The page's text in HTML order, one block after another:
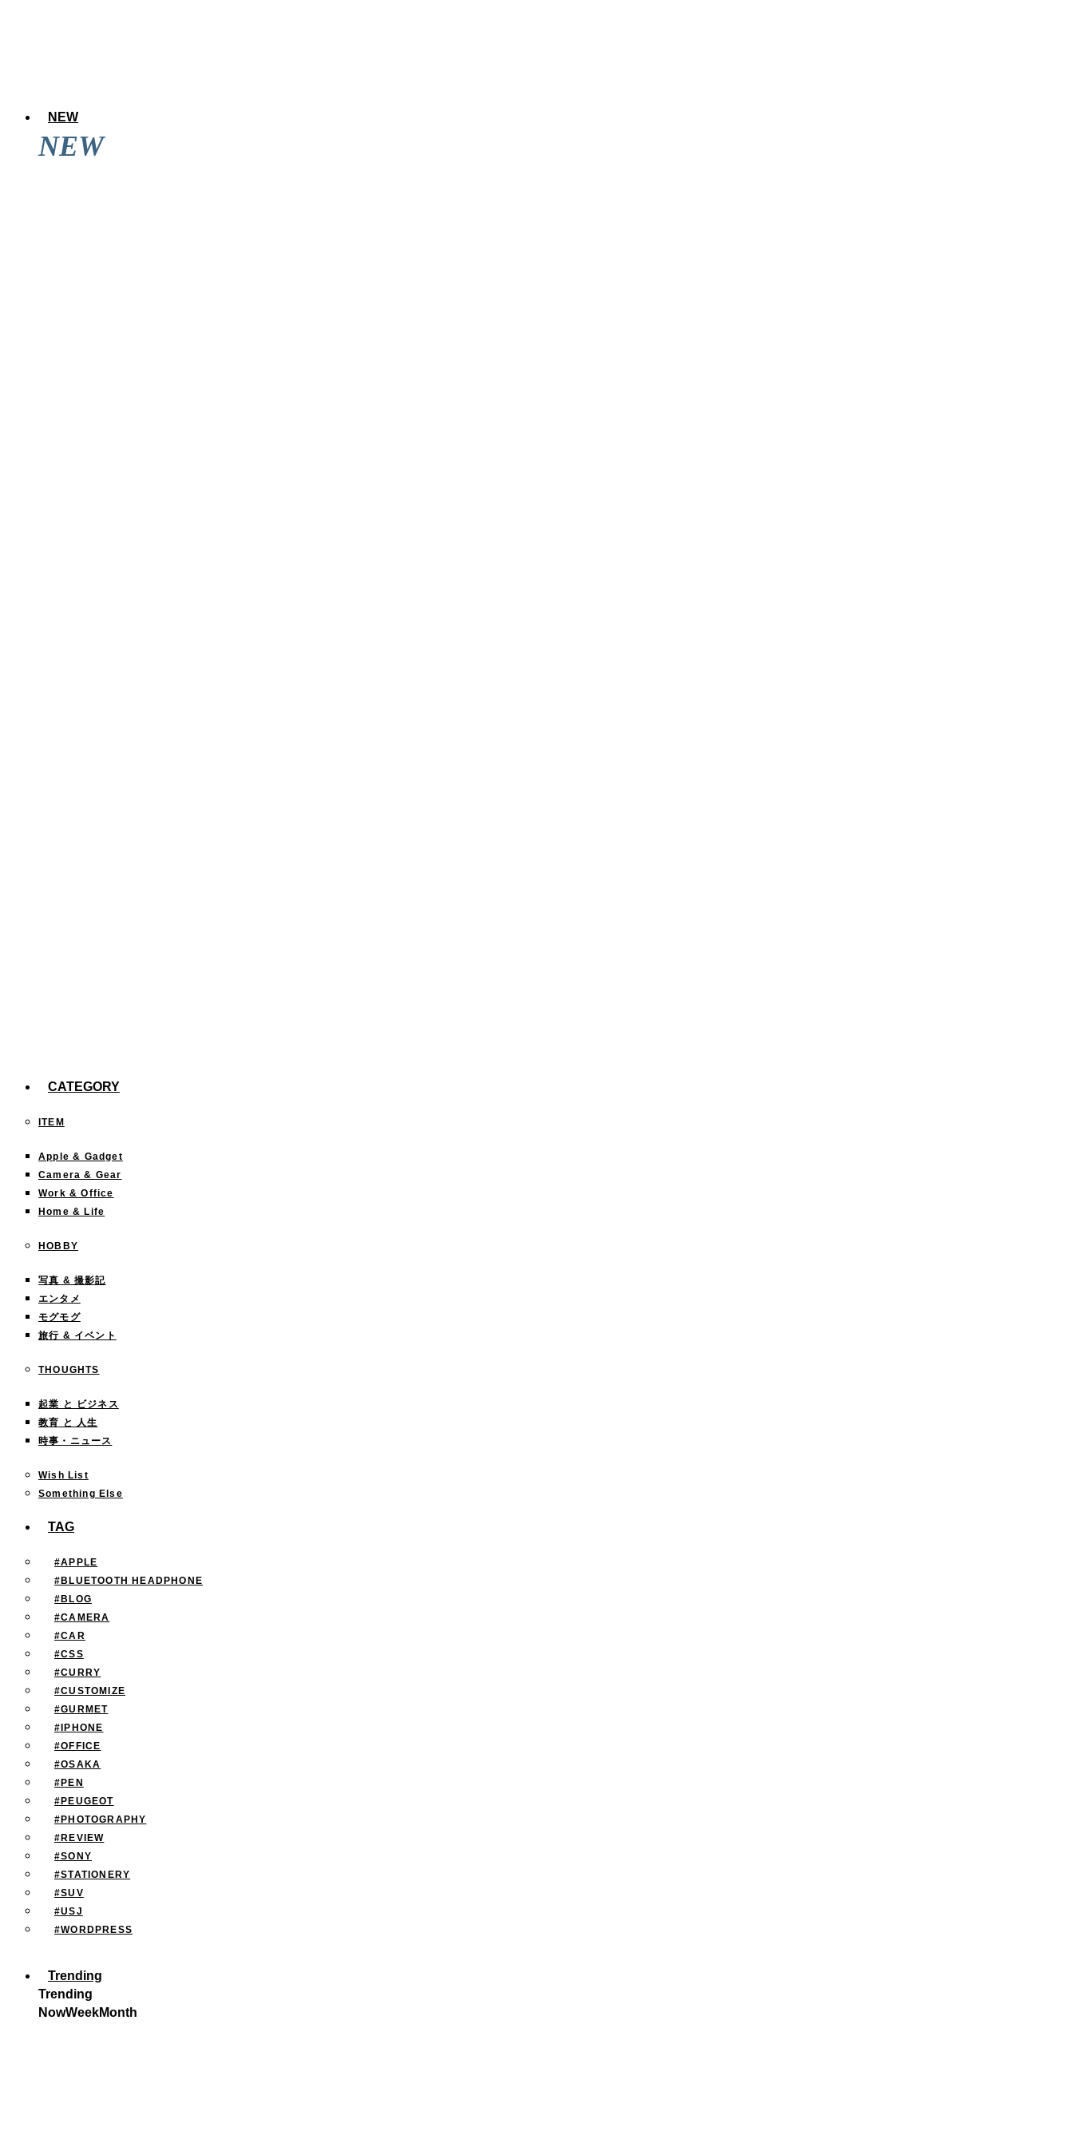
NEW
NEW
CATEGORY
ITEM
Apple & Gadget
Camera & Gear
Work & Office
Home & Life
HOBBY
写真 & 撮影記
エンタメ
モグモグ
旅行 & イベント
THOUGHTS
起業 と ビジネス
教育 と 人生
時事・ニュース
Wish List
Something Else
TAG
#APPLE
#BLUETOOTH HEADPHONE
#BLOG
#CAMERA
#CAR
#CSS
#CURRY
#CUSTOMIZE
#GURMET
#IPHONE
#OFFICE
#OSAKA
#PEN
#PEUGEOT
#PHOTOGRAPHY
#REVIEW
#SONY
#STATIONERY
#SUV
#USJ
#WORDPRESS
Trending
Trending
NowWeekMonth